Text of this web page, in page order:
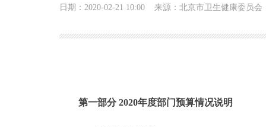
日期：2020-02-21 10:00 来源：北京市卫生健康委员会
第一部分 2020年度部门预算情况说明